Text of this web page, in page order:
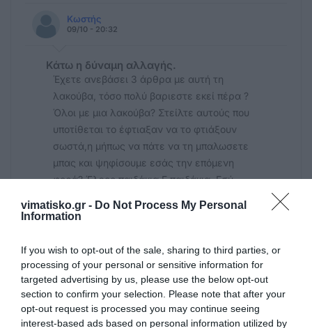
vimatisko.gr - Do Not Process My Personal
Information
If you wish to opt-out of the sale, sharing to third parties, or
processing of your personal or sensitive information for
targeted advertising by us, please use the below opt-out
section to confirm your selection. Please note that after your
opt-out request is processed you may continue seeing
interest-based ads based on personal information utilized by
Κωστής
09/10 - 20:32
Κάτω η δύναμη αλλαγής.
Έχετε ανεβάσει 3 άρθρα με αυτή τη
λακούβα, τόσο πολύ βαριεστε εκεί πέρα ?
Όλοι με μια λακούβα? Στείλτε αυτούς που
υποτίθεται το έφτιαξαν να το φτιάξουν
σωστά,η μήπως να πάτε να τη μπαλωσετε
μπας και ψηφίσουμε εσάς την επόμενη
φορά? Έλεος παιδάκια Ε παιδάκια. Εσύ
να κάνετε κανένα μπάνιο?
Πολίτης
09/10 - 20:08
Νερό
Αν έσκαβαν όλο το τμήμα, από το επαρχιο,